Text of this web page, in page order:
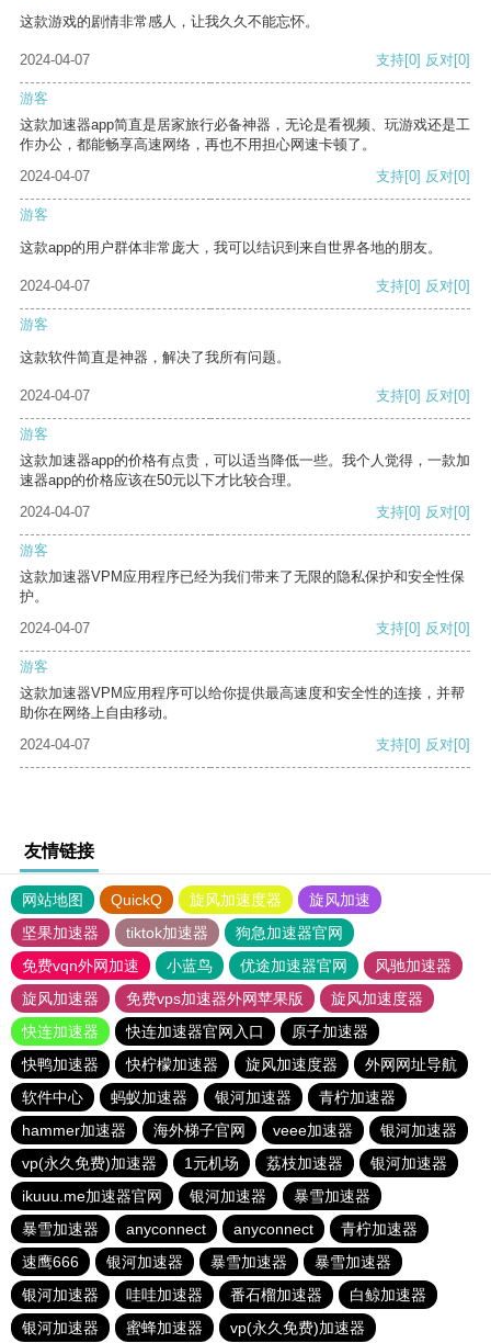
这款游戏的剧情非常感人，让我久久不能忘怀。
2024-04-07 支持[0] 反对[0]
游客
这款加速器app简直是居家旅行必备神器，无论是看视频、玩游戏还是工
作办公，都能畅享高速网络，再也不用担心网速卡顿了。
2024-04-07
支持[0] 反对[0]
游客
这款app的用户群体非常庞大，我可以结识到来自世界各地的朋友。
2024-04-07 支持[0] 反对[0]
游客
这款软件简直是神器，解决了我所有问题。
2024-04-07 支持[0] 反对[0]
游客
这款加速器app的价格有点贵，可以适当降低一些。我个人觉得，一款加
速器app的价格应该在50元以下才比较合理。
2024-04-07
支持[0] 反对[0]
游客
这款加速器VPM应用程序已经为我们带来了无限的隐私保护和安全性保
护。
2024-04-07
支持[0] 反对[0]
游客
这款加速器VPM应用程序可以给你提供最高速度和安全性的连接，并帮
助你在网络上自由移动。
2024-04-07
支持[0] 反对[0]
友情链接
网站地图 QuickQ 旋风加速度器
旋风加速
坚果加速器
tiktok加速器
狗急加速器官网
免费vqn外网加速
小蓝鸟 优途加速器官网
风驰加速器
旋风加速器
免费vps加速器外网苹果版
旋风加速度器
快连加速器
快连加速器官网入口
原子加速器
快鸭加速器
快柠檬加速器 旋风加速度器
外网网址导航
软件中心
蚂蚁加速器 银河加速器
青柠加速器
hammer加速器
海外梯子官网 veee加速器
银河加速器
vp(永久免费)加速器
1元机场 荔枝加速器
银河加速器
ikuuu.me加速器官网
银河加速器
暴雪加速器
暴雪加速器
anyconnect anyconnect
青柠加速器
速鹰666
银河加速器 暴雪加速器
暴雪加速器
银河加速器
哇哇加速器 番石榴加速器
白鲸加速器
银河加速器
蜜蜂加速器 vp(永久免费)加速器